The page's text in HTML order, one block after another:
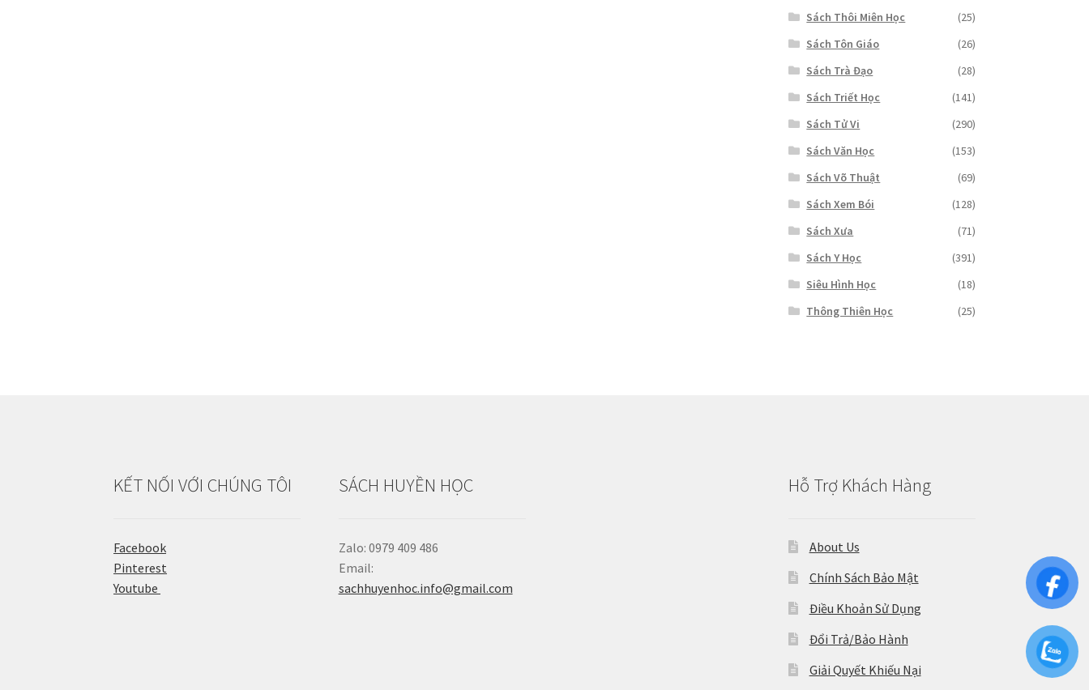
Sách Thôi Miên Học
(25)
Sách Tôn Giáo
(26)
Sách Trà Đạo
(28)
Sách Triết Học
(141)
Sách Tử Vi
(290)
Sách Văn Học
(153)
Sách Võ Thuật
(69)
Sách Xem Bói
(128)
Sách Xưa
(71)
Sách Y Học
(391)
Siêu Hình Học
(18)
Thông Thiên Học
(25)
KẾT NỐI VỚI CHÚNG TÔI
Facebook
Pinterest
Youtube
SÁCH HUYỀN HỌC
Zalo: 0979 409 486
Email:
sachhuyenhoc.info@gmail.com
Hỗ Trợ Khách Hàng
About Us
Chính Sách Bảo Mật
Điều Khoản Sử Dụng
Đổi Trả/Bảo Hành
Giải Quyết Khiếu Nại